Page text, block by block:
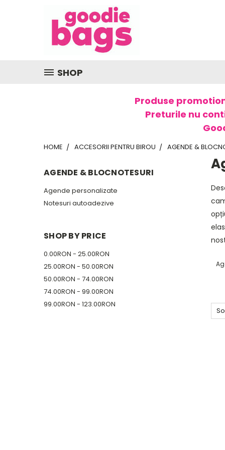
SHOP
Produse
Preturile nu
HOME ACCESORII PENTRU BIROU AGENDE &
AGENDE & BLOCNOTESURI
Agende personalizate
Notesuri autoadezive
SHOP BY PRICE
0.00RON - 25.00RON
25.00RON - 50.00RON
50.00RON - 74.00RON
74.00RON - 99.00RON
99.00RON - 123.00RON